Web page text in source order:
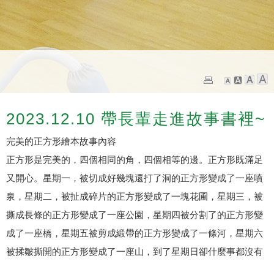
2023.12.10 帶長輩走進故事書裡~
完美的正方形繪本故事內容
正方形是完美的，四個相同的角，四個相等的邊。正方形既滿足
又開心。星期一，被切成好幾塊還打了洞的正方形變成了一座噴
泉，星期二，被扯成碎片的正方形變成了一塊花圃，星期三，被
撕成長條的正方形變成了一座公園，星期四被分割了的正方形變
成了一座橋，星期五被剪成緞帶的正方形變成了一條河，星期六
被揉皺撕開的正方形變成了一座山，到了星期日卻什麼事都沒有